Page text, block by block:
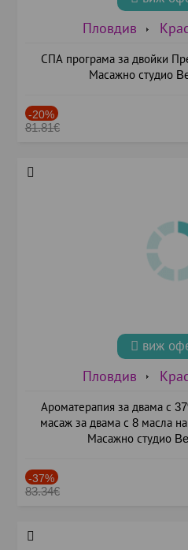
Пловдив
СПА програма за двойки
Масажно студио
-20%
81.81€
виж
Пловдив
Ароматерапия за двама с
масаж за двама с 8 масла
Масажно студио
-37%
83.34€